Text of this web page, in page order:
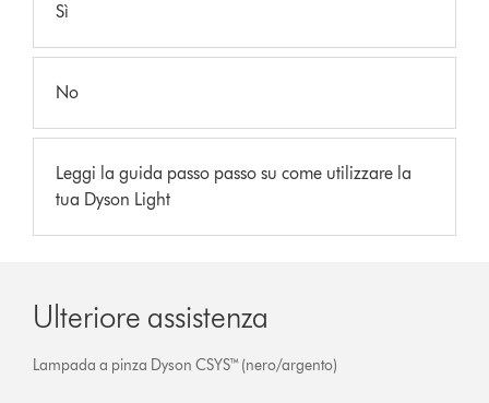
Sì
No
Leggi la guida passo passo su come utilizzare la
tua Dyson Light
Ulteriore assistenza
Lampada a pinza Dyson CSYS™ (nero/argento)